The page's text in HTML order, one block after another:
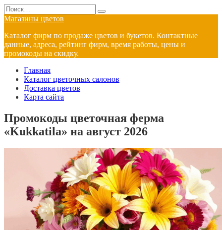
Перейти
к
содержанию
Search
for:
Магазины цветов
Каталог фирм по продаже цветов и букетов. Контактные
данные, адреса, рейтинг фирм, время работы, цены и
промокоды на скидку.
Главная
Каталог цветочных салонов
Доставка цветов
Карта сайта
Промокоды цветочная ферма
«Kukkatila» на август 2026